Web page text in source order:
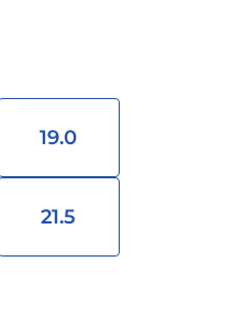
19.0
21.5